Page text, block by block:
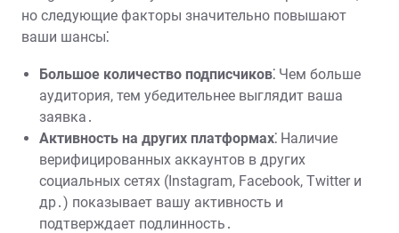
но следующие факторы значительно повышают
ваши шансы⁚
Большое количество подписчиков⁚ Чем больше
аудитория, тем убедительнее выглядит ваша
заявка․
Активность на других платформах⁚ Наличие
верифицированных аккаунтов в других
социальных сетях (Instagram, Facebook, Twitter и
др․) показывает вашу активность и
подтверждает подлинность․